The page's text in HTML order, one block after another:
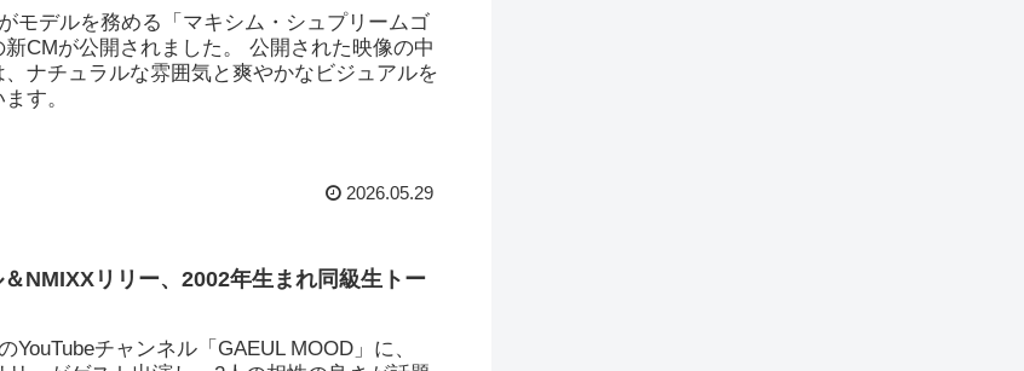
モデルを務める「マキシム・シュプリームゴ
新CMが公開されました。 公開された映像の中
、ナチュラルな雰囲気と爽やかなビジュアルを
す。
2026.05.29
NMIXXリリー、2002年生まれ同級生トー
YouTubeチャンネル「GAEUL MOOD」に、